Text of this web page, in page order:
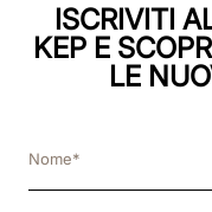
ISCRIVITI
KEP E
LE